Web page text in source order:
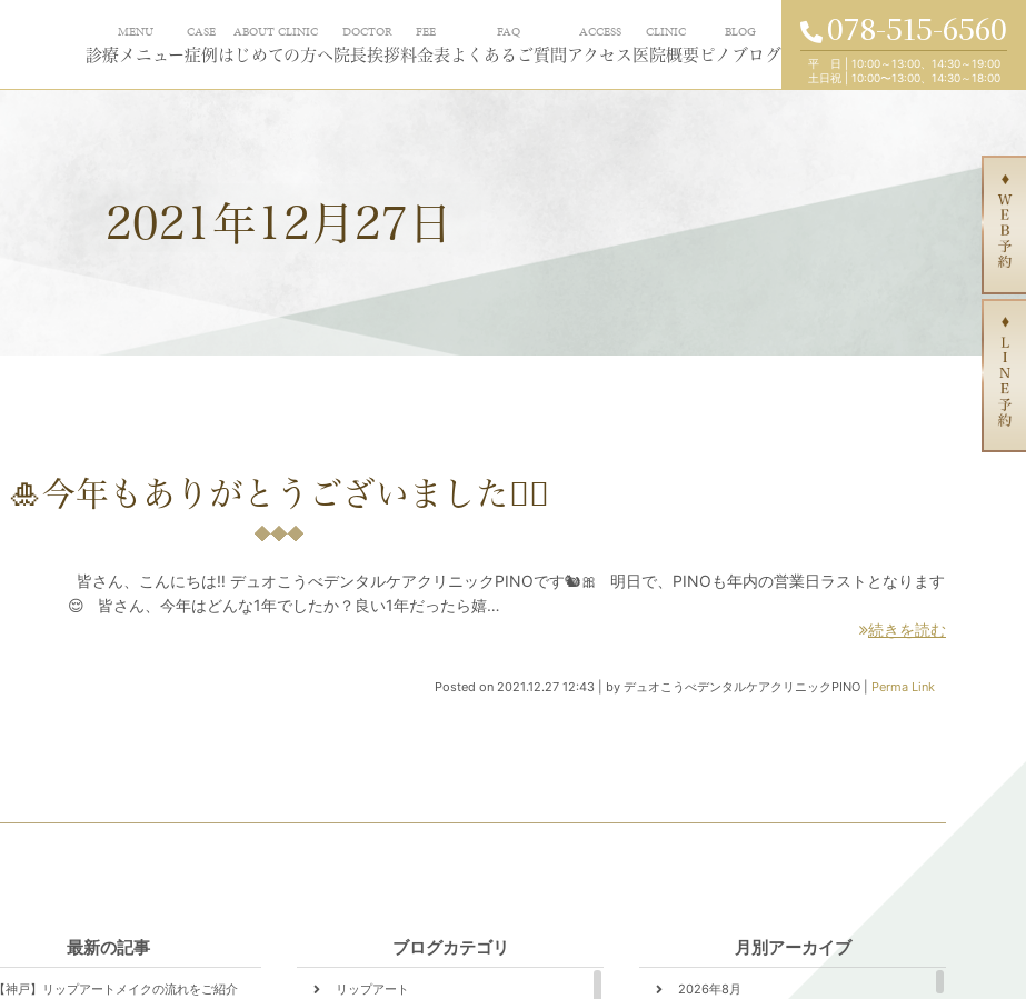
MENU
診療メニュー
CASE
症例
ABOUT CLINIC
はじめての方へ
DOCTOR
院長挨拶
FEE
料金表
FAQ
よくあるご質問
ACCESS
アクセス
CLINIC
医院概要
BLOG
ピノブログ
078-515-6560
平 日
10:00～13:00、14:30～19:00
土日祝
10:00〜13:00、14:30～18:00
2021年12月27日
🎍今年もありがとうございました🙇‍♀️
皆さん、こんにちは‼️ デュオこうべデンタルケアクリニックPINOです🐿🎀 明日で、PINOも年内の営業日ラストとなります
😌 皆さん、今年はどんな1年でしたか？良い1年だったら嬉…
続きを読む
Posted on 2021.12.27 12:43 by デュオこうべデンタルケアクリニックPINO| Perma Link
最新の記事
【神戸】リップアートメイクの流れをご紹介
ブログカテゴリ
リップアート
月別アーカイブ
2026年8月